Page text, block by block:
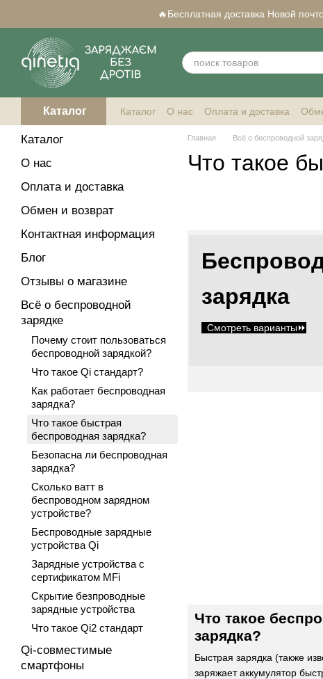
🔥Бесплатная доставка Новой
Каталог Каталог О нас Оплата и доставка
Qi-совместимые смартфоны
Главная Всё о беспроводной
Что такое
зарядка
Смотреть варианты⏩
Что такое
зарядка?
Быстрая зарядка (также
заряжает аккумулятор
Каталог
О нас
Оплата и доставка
Обмен и возврат
Контактная информация
Блог
Отзывы о магазине
Всё о беспроводной
зарядке
Почему стоит пользоваться
беспроводной зарядкой?
Что такое Qi стандарт?
Как работает беспроводная
зарядка?
Что такое быстрая
беспроводная зарядка?
Безопасна ли беспроводная
зарядка?
Сколько ватт в
беспроводном зарядном
устройстве?
Беспроводные зарядные
устройства Qi
Зарядные устройства с
сертификатом MFi
Скрытие безпроводные
зарядные устройства
Что такое Qi2 стандарт
Qi-совместимые
смартфоны